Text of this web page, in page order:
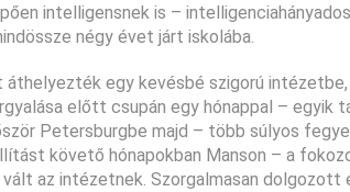
intelligensnek is –
négy évet járt iskolába.
egy kevésbé szigorú
előtt csupán egy hónappal – egyik
Petersburgbe majd – több súlyos
követő hónapokban Manson – a
az intézetnek. Szorgalmasan